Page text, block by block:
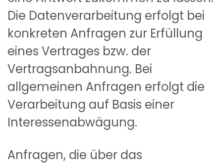
Die Datenverarbeitung erfolgt bei
konkreten Anfragen zur Erfüllung
eines Vertrages bzw. der
Vertragsanbahnung. Bei
allgemeinen Anfragen erfolgt die
Verarbeitung auf Basis einer
Interessenabwägung.
Anfragen, die über das